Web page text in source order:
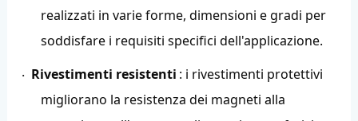
realizzati in varie forme, dimensioni e gradi per
soddisfare i requisiti specifici dell'applicazione.
· Rivestimenti resistenti : i rivestimenti protettivi
migliorano la resistenza dei magneti alla